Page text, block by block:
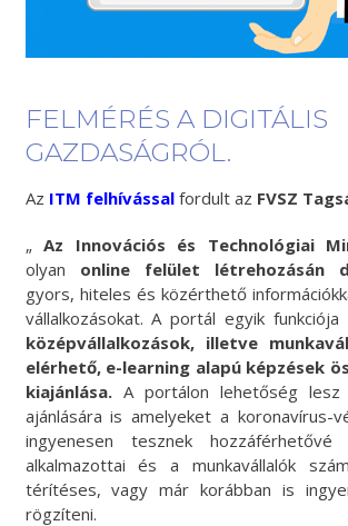
FELMÉRÉS A DIGITÁLIS
GAZDASÁGRÓL.
Az ITM felhívással fordult az FVSZ
„Az Innovációs és Technológiai
olyan online felület létrehozásán
gyors, hiteles és közérthető
vállalkozásokat. A portál egyik funkciója
középvállalkozások, illetve
elérhető, e-learning alapú képzések
kiajánlása.A portálon lehetőség lesz
ajánlására is amelyeket a koronavírus-
ingyenesen tesznek hozzáférhetővé
alkalmazottai és a munkavállalók
térítéses, vagy már korábban is
rögzíteni.